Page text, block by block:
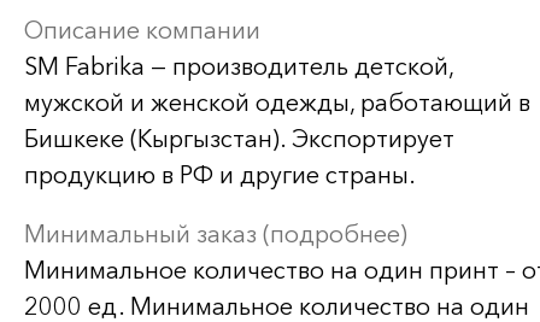
Описание компании
SM Fabrika — производитель детской,
мужской и женской одежды, работающий в
Бишкеке (Кыргызстан). Экспортирует
продукцию в РФ и другие страны.
Минимальный заказ (подробнее)
Минимальное количество на один принт –
2000 ед. Минимальное количество на один